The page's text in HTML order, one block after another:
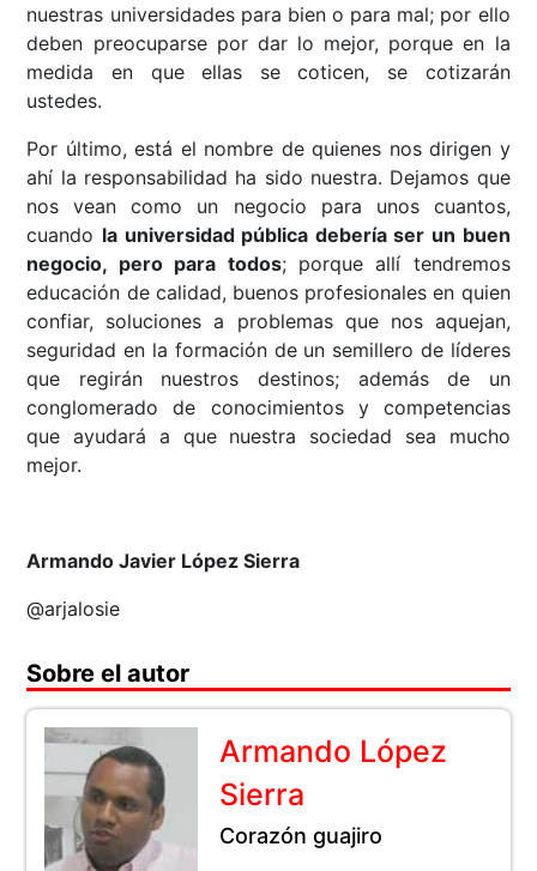
nuestras universidades para bien o para mal; por ello
deben preocuparse por dar lo mejor, porque en la
medida en que ellas se coticen, se cotizarán
ustedes.
Por último, está el nombre de quienes nos dirigen y
ahí la responsabilidad ha sido nuestra. Dejamos que
nos vean como un negocio para unos cuantos,
cuando la universidad pública debería ser un buen
negocio, pero para todos; porque allí tendremos
educación de calidad, buenos profesionales en quien
confiar, soluciones a problemas que nos aquejan,
seguridad en la formación de un semillero de líderes
que regirán nuestros destinos; además de un
conglomerado de conocimientos y competencias
que ayudará a que nuestra sociedad sea mucho
mejor.
Armando Javier López Sierra
@arjalosie
Sobre el autor
Armando López
Sierra
Corazón guajiro